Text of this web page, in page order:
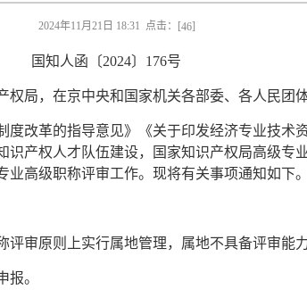
2024年11月21日 18:31 点击：[46]
国知人函〔2024〕176号
局，在京中央和国家机关各部委、各人民团
改革的指导意见》《关于印发经济专业技术
产权人才队伍建设，国家知识产权局高级专
高级职称评审工作。现将有关事项通知如下。
审原则上实行属地管理，属地不具备评审能
报。